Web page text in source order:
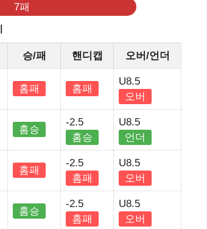
7패
승/패 핸디캡 오버/언더
홈패 홈패
U8.5
오버
홈승
-2.5
홈승
U8.5
언더
홈패
-2.5
홈패
U8.5
오버
홈승
-2.5
홈패
U8.5
오버